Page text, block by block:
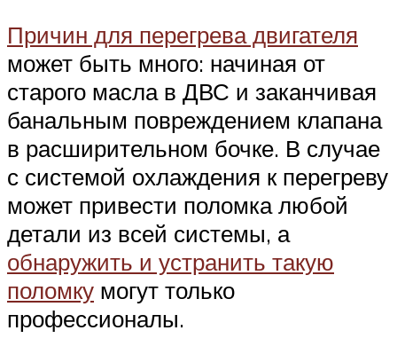
Причин для перегрева двигателя
может быть много: начиная от
старого масла в ДВС и заканчивая
банальным повреждением клапана
в расширительном бочке. В случае
с системой охлаждения к перегреву
может привести поломка любой
детали из всей системы, а
обнаружить и устранить такую
поломку могут только
профессионалы.